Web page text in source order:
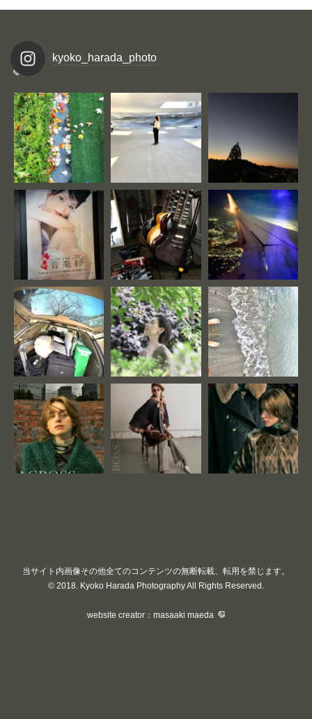
kyoko_harada_photo
当サイト内画像その他全てのコンテンツの無断転載、転用を禁じます。
© 2018. Kyoko Harada Photography All Rights Reserved.
website creator：masaaki maeda